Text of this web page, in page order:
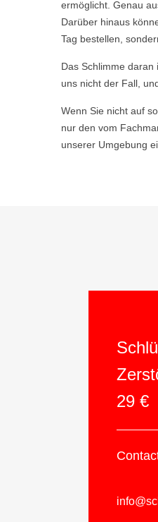
ermöglicht. Genau
Darüber hinaus
Tag bestellen,
Das Schlimme
uns nicht der Fall,
Wenn Sie nicht auf
nur den vom
unserer Umgebung
29 €